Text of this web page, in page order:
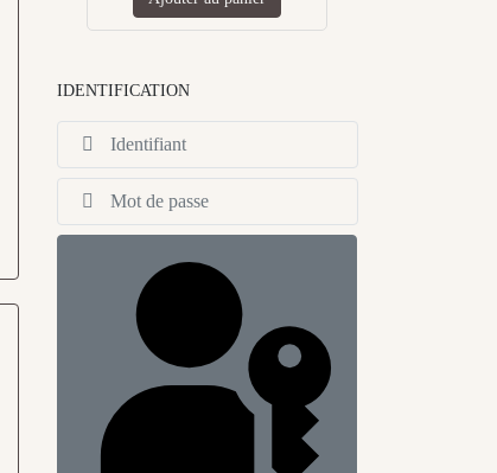
IDENTIFICATION